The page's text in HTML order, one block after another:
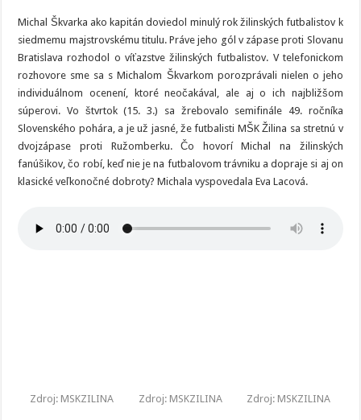
Michal Škvarka ako kapitán doviedol minulý rok žilinských futbalistov k
siedmemu majstrovskému titulu. Práve jeho gól v zápase proti Slovanu
Bratislava rozhodol o víťazstve žilinských futbalistov. V telefonickom
rozhovore sme sa s Michalom Škvarkom porozprávali nielen o jeho
individuálnom ocenení, ktoré neočakával, ale aj o ich najbližšom
súperovi. Vo štvrtok (15. 3.) sa žrebovalo semifinále 49. ročníka
Slovenského pohára, a je už jasné, že futbalisti MŠK Žilina sa stretnú v
dvojzápase proti Ružomberku. Čo hovorí Michal na žilinských
fanúšikov, čo robí, keď nie je na futbalovom trávniku a dopraje si aj on
klasické veľkonočné dobroty? Michala vyspovedala Eva Lacová.
Zdroj: MSKZILINA Zdroj: MSKZILINA Zdroj: MSKZILINA